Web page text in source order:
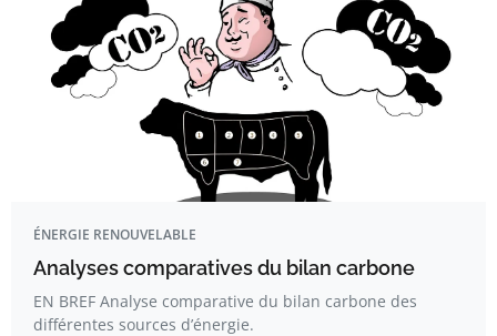
ÉNERGIE RENOUVELABLE
Analyses comparatives du bilan carbone
EN BREF Analyse comparative du bilan carbone des
différentes sources d’énergie.